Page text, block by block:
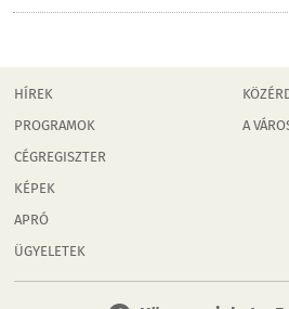
HÍREK
PROGRAMOK
CÉGREGISZTER
KÉPEK
APRÓ
ÜGYELETEK
A